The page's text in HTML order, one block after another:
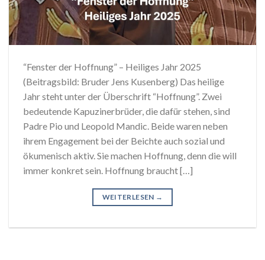
“Fenster der Hoffnung” – Heiliges Jahr 2025
(Beitragsbild: Bruder Jens Kusenberg) Das heilige
Jahr steht unter der Überschrift “Hoffnung”. Zwei
bedeutende Kapuzinerbrüder, die dafür stehen, sind
Padre Pio und Leopold Mandic. Beide waren neben
ihrem Engagement bei der Beichte auch sozial und
ökumenisch aktiv. Sie machen Hoffnung, denn die will
immer konkret sein. Hoffnung braucht […]
WEITERLESEN →